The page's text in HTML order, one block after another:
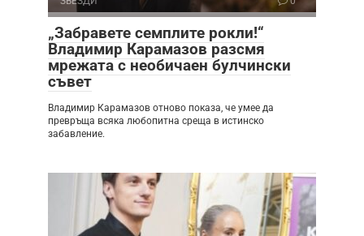
„Забравете семплите рокли!“
Владимир Карамазов разсмя
мрежата с необичаен булчински
съвет
Владимир Карамазов отново показа, че умее да
превръща всяка любопитна среща в истинско
забавление.